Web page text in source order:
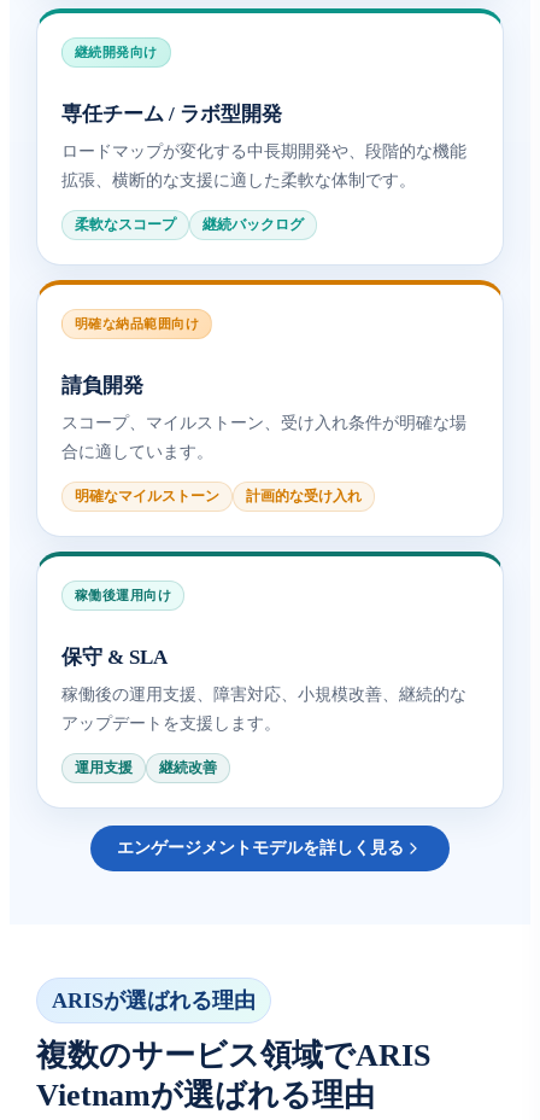
継続開発向け
専任チーム / ラボ型開発
ロードマップが変化する中長期開発や、段階的な機能
拡張、横断的な支援に適した柔軟な体制です。
柔軟なスコープ 継続バックログ
明確な納品範囲向け
請負開発
スコープ、マイルストーン、受け入れ条件が明確な場
合に適しています。
明確なマイルストーン 計画的な受け入れ
稼働後運用向け
保守 & SLA
稼働後の運用支援、障害対応、小規模改善、継続的な
アップデートを支援します。
運用支援 継続改善
エンゲージメントモデルを詳しく見る
ARISが選ばれる理由
複数のサービス領域でARIS
Vietnamが選ばれる理由